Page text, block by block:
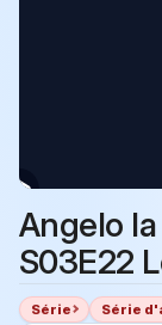
Angelo
S03E22
Série Série